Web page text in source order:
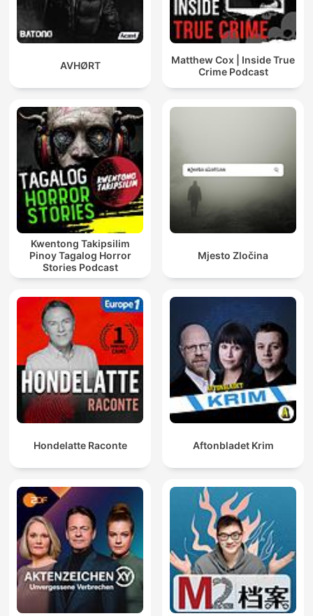
AVHØRT
Matthew Cox | Inside True
Crime Podcast
Kwentong Takipsilim
Pinoy Tagalog Horror
Stories Podcast
Mjesto Zločina
Hondelatte Raconte Aftonbladet Krim